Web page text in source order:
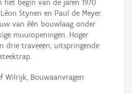
het begin van de jaren 1970
Stynen en Paul de Meyer.
van één bouwlaag onder
muuropeningen. Hoger
drie traveeën; uitspringende
Wilrijk, Bouwaanvragen